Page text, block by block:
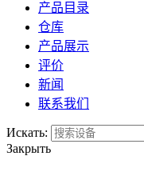
产品目录
仓库
产品展示
评价
新闻
联系我们
Искать:
Закрыть